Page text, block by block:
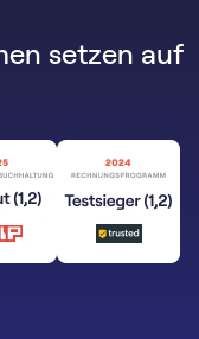
setzen auf